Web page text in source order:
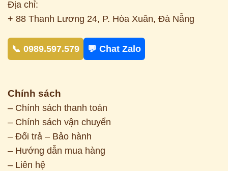
Địa chỉ:
+ 88 Thanh Lương 24, P. Hòa Xuân, Đà Nẵng
📞 0989.597.579 💬 Chat Zalo
Chính sách
– Chính sách thanh toán
– Chính sách vận chuyển
– Đổi trả – Bảo hành
– Hướng dẫn mua hàng
– Liên hệ